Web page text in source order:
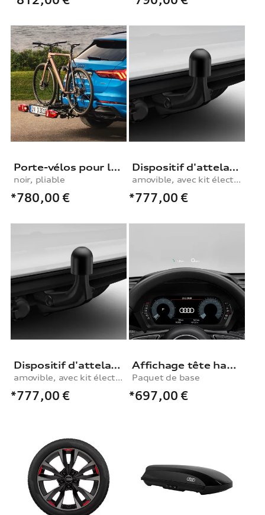
Porte-vélos pour le dispositif d’attelage
noir, pliable
*780,00 €
Dispositif d'attelage, amovible, avec kit électrique, pour véhicules avec pré-équipement pour dispositif d'attelage
amovible, avec kit électrique, pour véhicules avec pré-équipement pour dispositif d'attelage
*777,00 €
Dispositif d'attelage
amovible, avec kit électrique, pour véhicules avec pré-équipement pour dispositif d'attelage
*777,00 €
Affichage tête haute
Paquet de base
*697,00 €